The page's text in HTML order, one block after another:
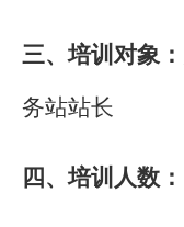
三、培训对象：
务站站长
四、培训人数：